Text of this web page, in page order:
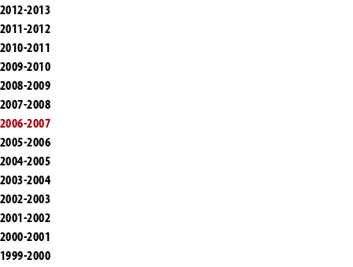
2012-2013
2011-2012
2010-2011
2009-2010
2008-2009
2007-2008
2006-2007
2005-2006
2004-2005
2003-2004
2002-2003
2001-2002
2000-2001
1999-2000